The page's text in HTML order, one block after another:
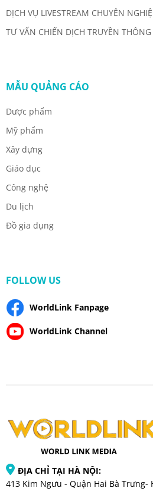
DỊCH VỤ LIVESTREAM CHUYÊN
TƯ VẤN CHIẾN DỊCH TRUYỀN
MẪU QUẢNG CÁO
Dược phẩm
Mỹ phẩm
Xây dựng
Giáo dục
Công nghệ
Du lịch
Đồ gia dụng
FOLLOW US
WorldLink Fanpage
WorldLink Channel
ĐỊA CHỈ TẠI HÀ NỘI:
413 Kim Ngưu - Quận Hai Bà Trưng-